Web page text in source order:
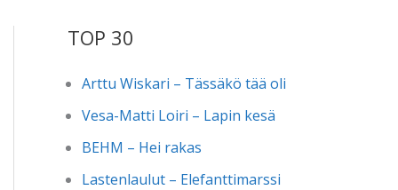
TOP 30
Arttu Wiskari – Tässäkö tää oli
Vesa-Matti Loiri – Lapin kesä
BEHM – Hei rakas
Lastenlaulut – Elefanttimarssi